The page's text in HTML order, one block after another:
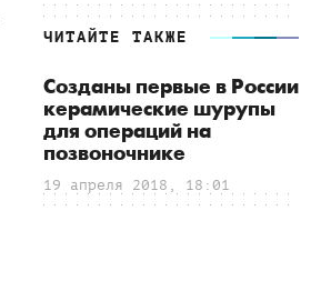
ЧИТАЙТЕ ТАКЖЕ
Созданы первые в России
керамические шурупы
для операций на
позвоночнике
19 апреля 2018, 18:01